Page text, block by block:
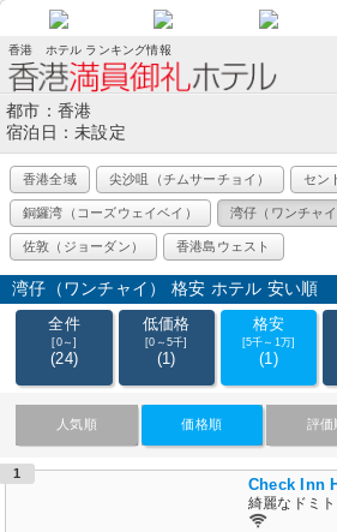
香港 ホテル ランキング情報
都市：香港
宿泊日：未設定
香港全域 尖沙咀（チムサーチョイ） セン
銅鑼湾（コーズウェイベイ） 湾仔（ワンチャイ
佐敦（ジョーダン） 香港島ウェスト
湾仔（ワンチャイ） 格安 ホテル 安い順
全件
[0～]
(24)
低価格
[0～5千]
(1)
格安
[5千～1万]
(1)
人気順 価格順 評価
1
Check Inn
綺麗なドミ